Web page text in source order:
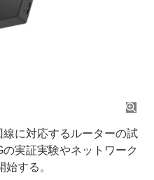
に対応するルーターの試
実証実験やネットワーク
する。